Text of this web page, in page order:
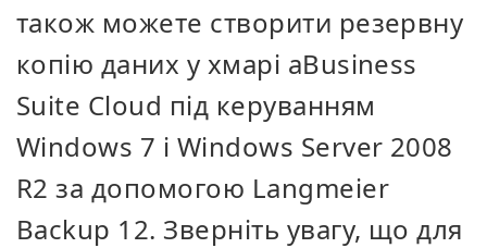
також можете створити резервну
копію даних у хмарі aBusiness
Suite Cloud під керуванням
Windows 7 і Windows Server 2008
R2 за допомогою Langmeier
Backup 12. Зверніть увагу, що для